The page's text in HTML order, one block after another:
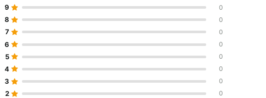
9 0
8 0
7 0
6 0
5 0
4 0
3 0
2 0